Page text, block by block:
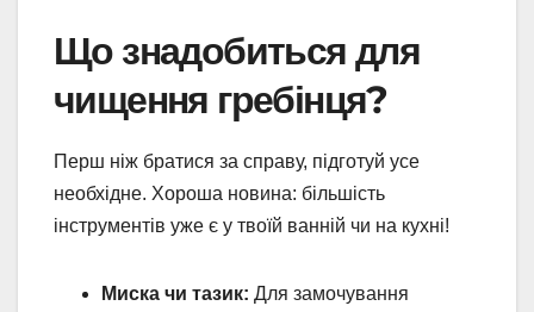
Що знадобиться для
чищення гребінця?
Перш ніж братися за справу, підготуй усе
необхідне. Хороша новина: більшість
інструментів уже є у твоїй ванній чи на кухні!
Миска чи тазик: Для замочування